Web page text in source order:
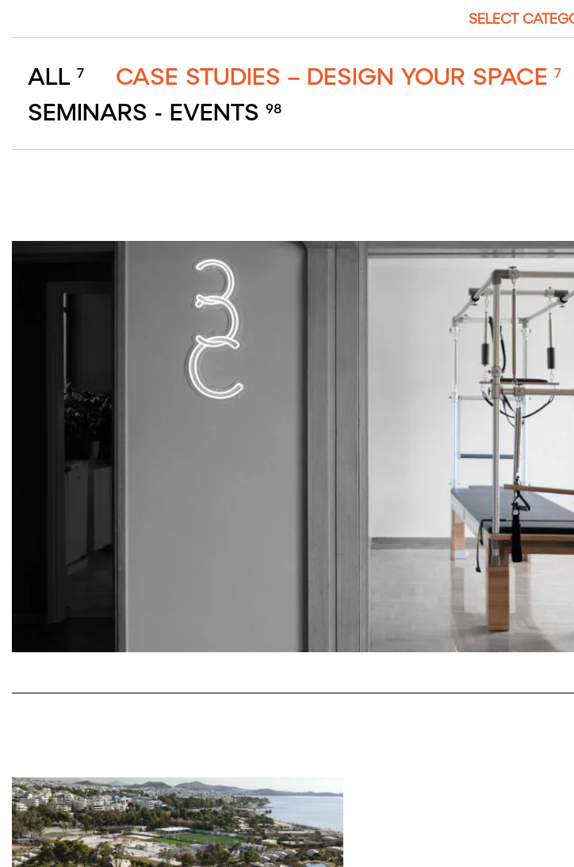
SELECT
ALL 7 CASE STUDIES – DESIGN YOUR SPACE 7
SEMINARS - EVENTS 98